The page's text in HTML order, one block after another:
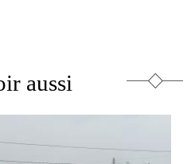
aussi